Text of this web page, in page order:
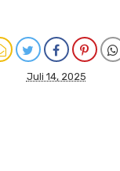
Juli 14, 2025